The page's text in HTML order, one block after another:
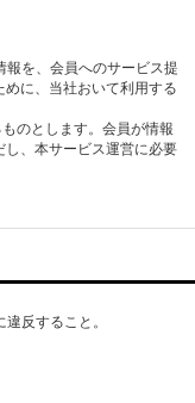
を、会員へのサービス提
に、当社おいて利用する
のとします。会員が情報
、本サービス運営に必要
反すること。